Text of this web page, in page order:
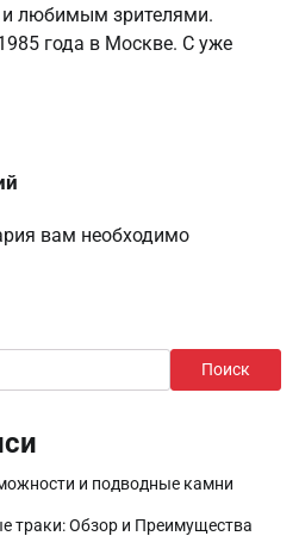
и любимым зрителями.
года в Москве. С уже
вам необходимо
Поиск
и подводные камни
траки: Обзор и Преимущества